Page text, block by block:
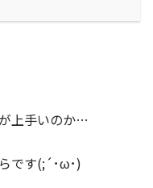
上手いのか…
です(;´･ω･)